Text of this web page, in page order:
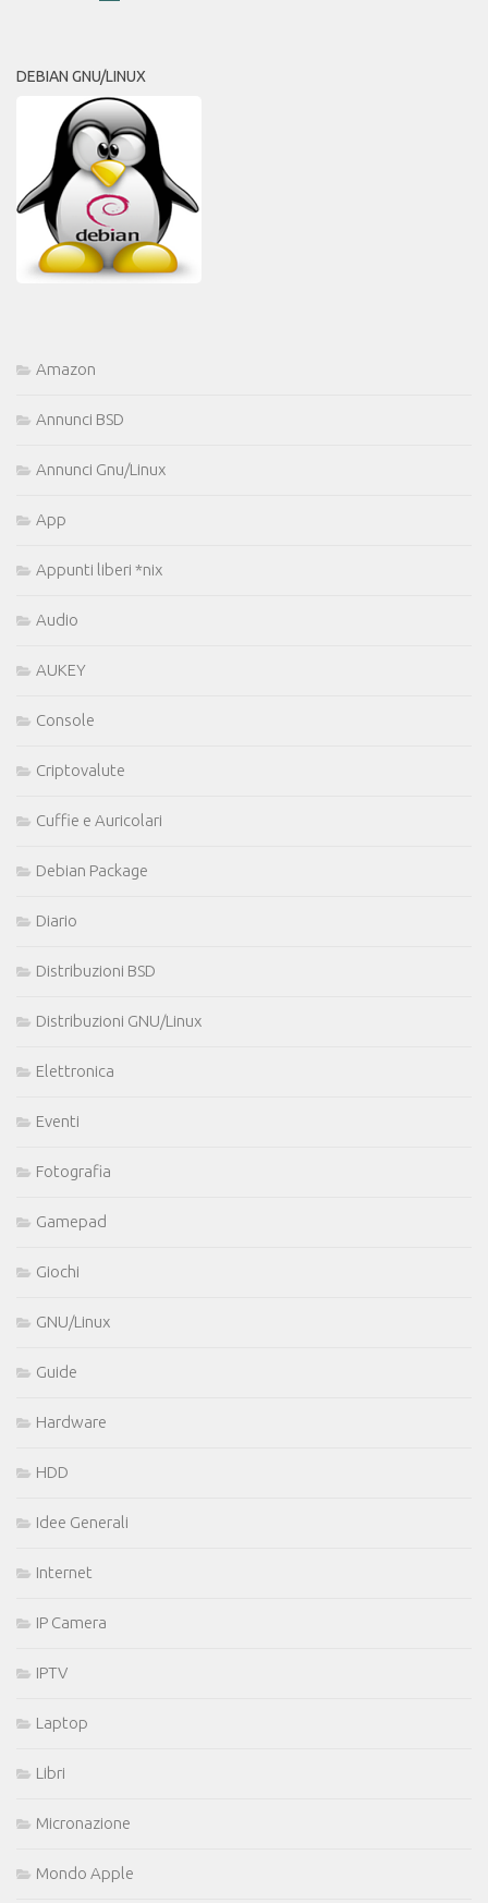
DEBIAN GNU/LINUX
Amazon
Annunci BSD
Annunci Gnu/Linux
App
Appunti liberi *nix
Audio
AUKEY
Console
Criptovalute
Cuffie e Auricolari
Debian Package
Diario
Distribuzioni BSD
Distribuzioni GNU/Linux
Elettronica
Eventi
Fotografia
Gamepad
Giochi
GNU/Linux
Guide
Hardware
HDD
Idee Generali
Internet
IP Camera
IPTV
Laptop
Libri
Micronazione
Mondo Apple